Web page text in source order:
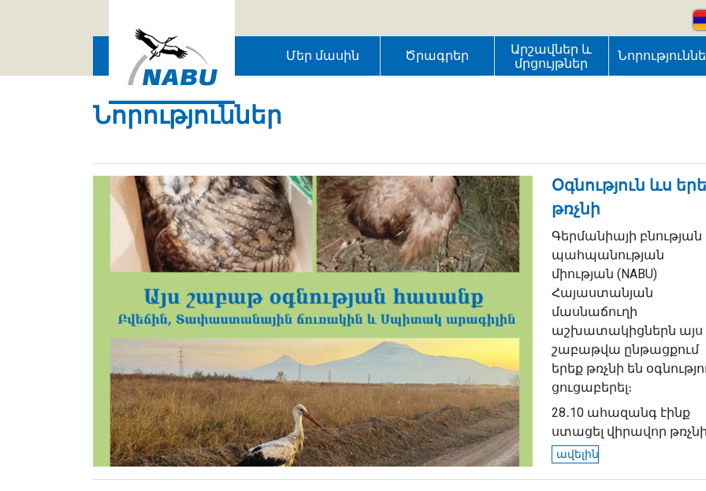
Մեր մասին Ծրագրեր
Արշավներ և
մրցույթներ
Նորություններ
Օգնություն ևս
թռչնի
Գերմանիայի բնության
պահպանության
միության (NABU)
Հայաստանյան
մասնաճուղի
աշխատակիցներն այս
շաբաթվա ընթացքում
երեք թռչնի են
ցուցաբերել։
28․10 ահազանգ էինք
ստացել վիրավոր
ավելին